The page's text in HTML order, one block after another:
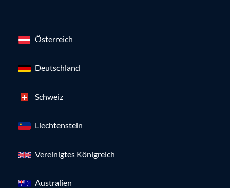
Österreich
Deutschland
Schweiz
Liechtenstein
Vereinigtes Königreich
Australien